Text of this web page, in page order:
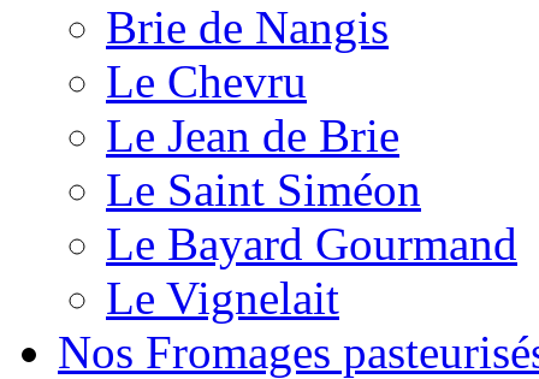
Brie de Nangis
Le Chevru
Le Jean de Brie
Le Saint Siméon
Le Bayard Gourmand
Le Vignelait
Nos Fromages